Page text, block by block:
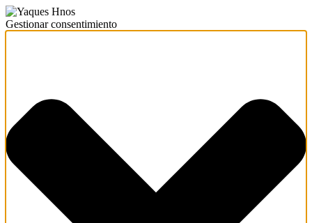
Gestionar consentimiento